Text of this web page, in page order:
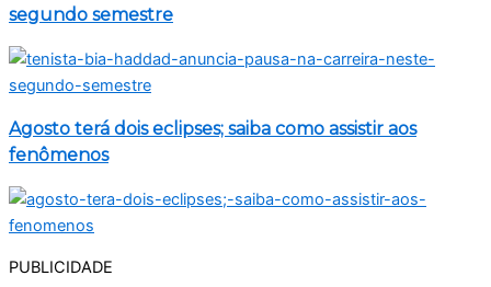
segundo semestre
Agosto terá dois eclipses; saiba como assistir aos
fenômenos
PUBLICIDADE